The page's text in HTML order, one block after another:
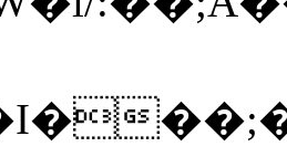
��;�